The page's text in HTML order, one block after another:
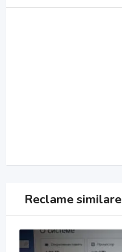
Reclame similare